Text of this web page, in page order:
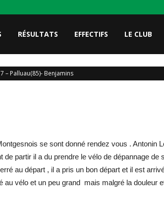
RÉSULTATS EFFECTIFS LE CLUB
– Palluau(85)- Benjamins
se sont donné rendez vous . Antonin
partir il a du prendre le vélo de dépannage
au départ , il a pris un bon départ et il est
vélo et un peu grand mais malgré la douleur